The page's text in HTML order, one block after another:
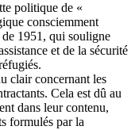
politique de «
consciemment
1951, qui souligne
et de la sécurité
clair concernant les
Cela est dû au
dans leur contenu,
formulés par la